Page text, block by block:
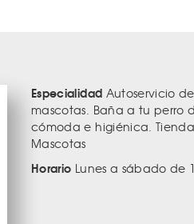
Especialidad Autoservicio
mascotas. Baña a tu perro
cómoda e higiénica.
Mascotas
Horario Lunes a sábado de